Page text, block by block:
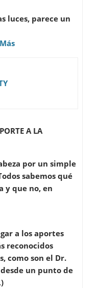
luces, parece un
A LA
por un simple
sabemos qué
y que no, en
a los aportes
reconocidos
como son el Dr.
un punto de